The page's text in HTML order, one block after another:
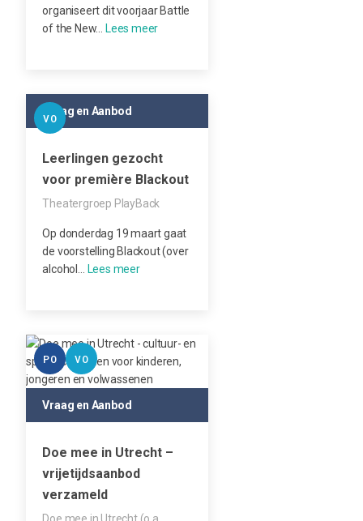
organiseert dit voorjaar Battle
of the New…
VOVraag en Aanbod
Leerlingen gezocht
voor première Blackout
Theatergroep PlayBack
Op donderdag 19 maart gaat
de voorstelling Blackout (over
alcohol…
PO VO
Vraag en Aanbod
Doe mee in Utrecht –
vrijetijdsaanbod
verzameld